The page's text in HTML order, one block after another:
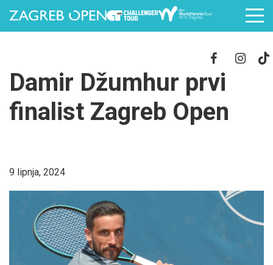
Damir Džumhur prvi
finalist Zagreb Open
9 lipnja, 2024